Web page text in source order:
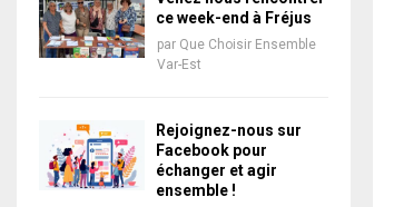
ce week-end à Fréjus
par Que Choisir Ensemble
Var-Est
Rejoignez-nous sur
Facebook pour
échanger et agir
ensemble !